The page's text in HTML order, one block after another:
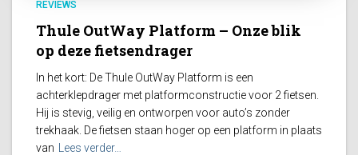
REVIEWS
Thule OutWay Platform – Onze blik
op deze fietsendrager
In het kort: De Thule OutWay Platform is een
achterklepdrager met platformconstructie voor 2 fietsen.
Hij is stevig, veilig en ontworpen voor auto’s zonder
trekhaak. De fietsen staan hoger op een platform in plaats
van
Lees verder…